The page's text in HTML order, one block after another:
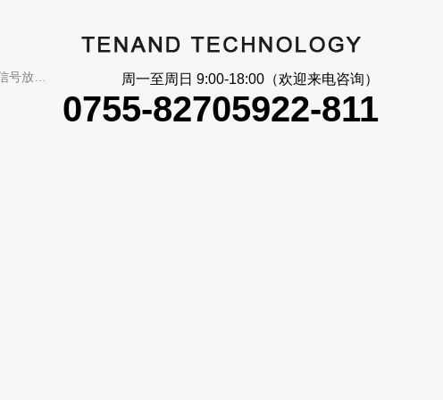
周一至周日 9:00-18:00（欢迎来电咨询）
0755-82705922-811